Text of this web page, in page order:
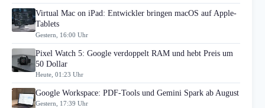
Virtual Mac on iPad: Entwickler bringen macOS auf Apple-
Tablets
Gestern, 16:00 Uhr
Pixel Watch 5: Google verdoppelt RAM und hebt Preis um
50 Dollar
Heute, 01:23 Uhr
Google Workspace: PDF-Tools und Gemini Spark ab August
Gestern, 17:39 Uhr